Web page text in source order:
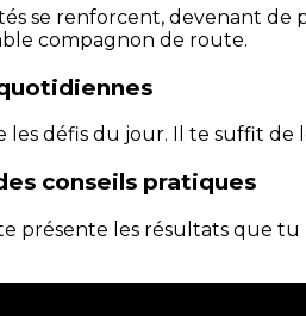
se renforcent, devenant
compagnon de route.
les défis du jour. Il te suffit
conseils pratiques
présente les résultats que